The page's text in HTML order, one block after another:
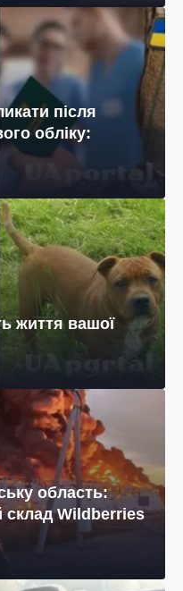
після
обліку:
життя вашої
область:
склад Wildberries